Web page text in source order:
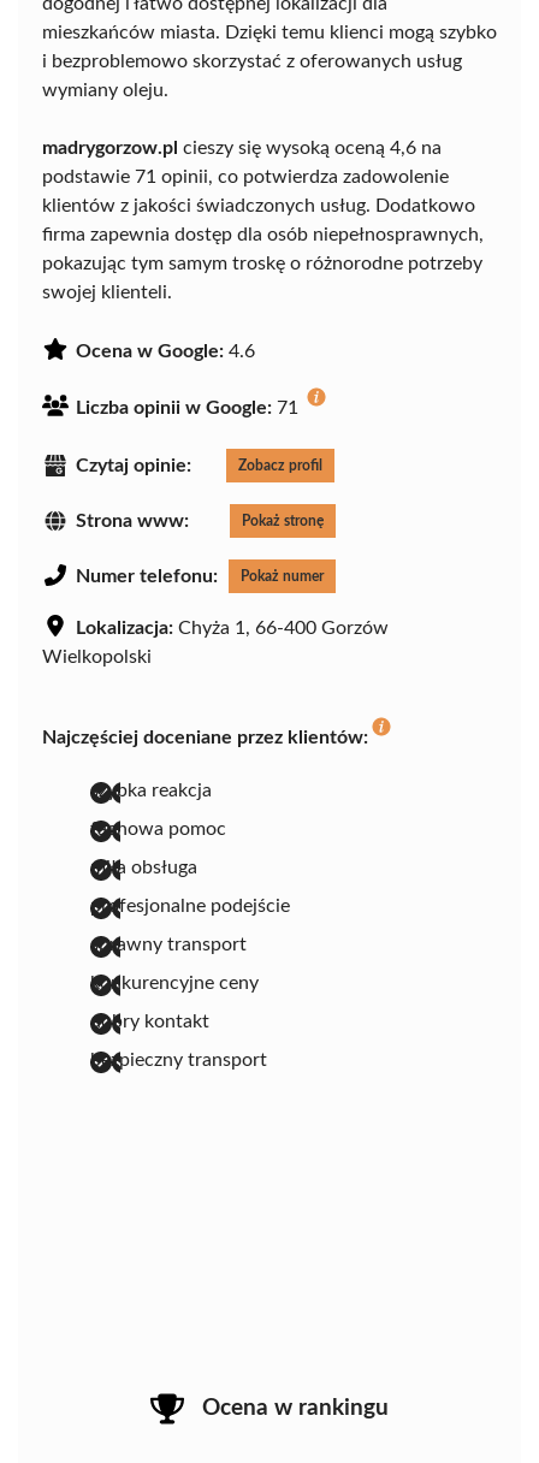
dogodnej i łatwo dostępnej lokalizacji dla
mieszkańców miasta. Dzięki temu klienci mogą szybko
i bezproblemowo skorzystać z oferowanych usług
wymiany oleju.
madrygorzow.pl cieszy się wysoką oceną 4,6 na
podstawie 71 opinii, co potwierdza zadowolenie
klientów z jakości świadczonych usług. Dodatkowo
firma zapewnia dostęp dla osób niepełnosprawnych,
pokazując tym samym troskę o różnorodne potrzeby
swojej klienteli.
Ocena w Google: 4.6
Liczba opinii w Google: 71
Czytaj opinie: Zobacz profil
Strona www: Pokaż stronę
Numer telefonu: Pokaż numer
Lokalizacja: Chyża 1, 66-400 Gorzów
Wielkopolski
Najczęściej doceniane przez klientów:
szybka reakcja
fachowa pomoc
miła obsługa
profesjonalne podejście
sprawny transport
konkurencyjne ceny
dobry kontakt
bezpieczny transport
Ocena w rankingu